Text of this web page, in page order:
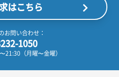
はこちら
お問い合わせ：
1050
21:30（月曜〜金曜）